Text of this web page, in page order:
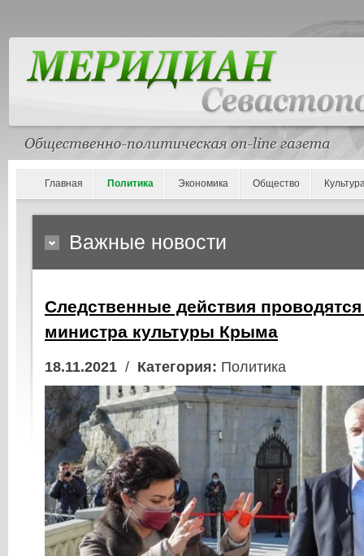
Главная Политика Экономика Общество
Важные новости
Следственные действия
министра культуры Крыма
18.11.2021 / Категория: Политика